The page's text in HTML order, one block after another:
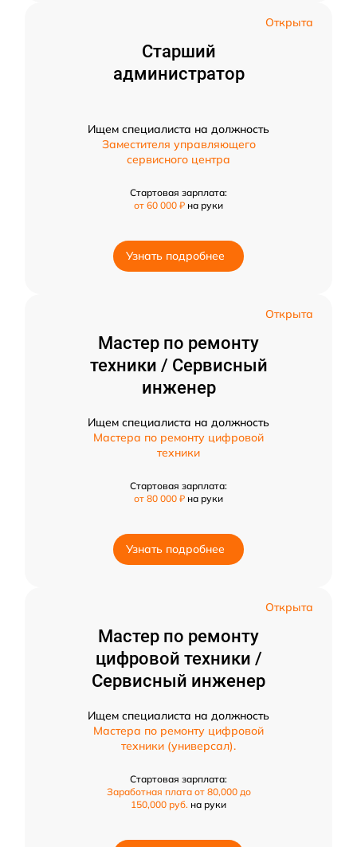
Открыта
Старший
администратор
Ищем специалиста на должность
Заместителя управляющего
сервисного центра
Стартовая зарплата:
от 60 000 ₽ на руки
Узнать подробнее
Открыта
Мастер по ремонту
техники / Сервисный
инженер
Ищем специалиста на должность
Мастера по ремонту цифровой
техники
Стартовая зарплата:
от 80 000 ₽ на руки
Узнать подробнее
Открыта
Мастер по ремонту
цифровой техники /
Сервисный инженер
Ищем специалиста на должность
Мастера по ремонту цифровой
техники (универсал).
Стартовая зарплата:
Заработная плата от 80,000 до
150,000 руб. на руки